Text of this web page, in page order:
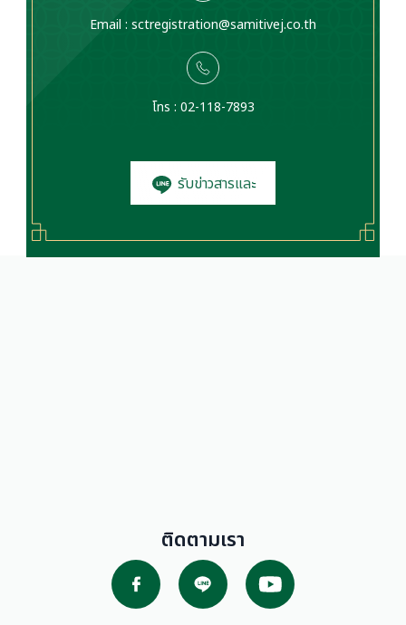
Email : sctregistration@samitivej.co.th
โทร : 02-118-7893
รับข่าวสารและ
ติดตามเรา